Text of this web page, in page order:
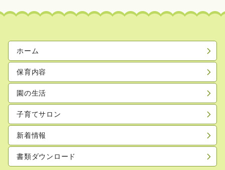
ホーム
保育内容
園の生活
子育てサロン
新着情報
書類ダウンロード